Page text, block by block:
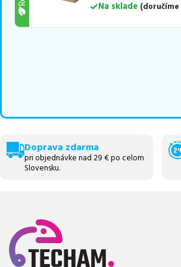
Na sklade (doručíme
Doprava zdarma
pri objednávke nad 29 € po celom
Slovensku.